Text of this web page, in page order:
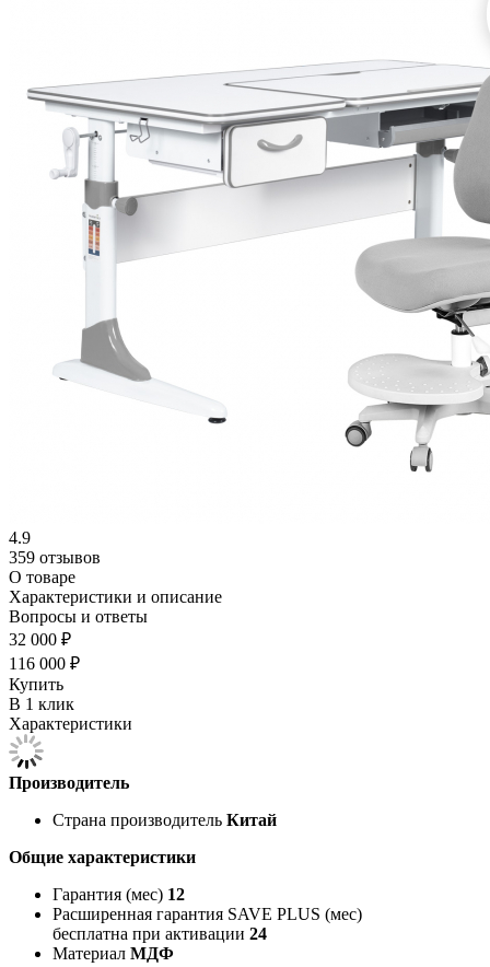
4.9
359 отзывов
О товаре
Характеристики и описание
Вопросы и ответы
32 000 ₽
116 000 ₽
Купить
В 1 клик
Характеристики
Производитель
Страна производитель Китай
Общие характеристики
Гарантия (мес) 12
Расширенная гарантия SAVE PLUS (мес)
бесплатна при активации 24
Материал МДФ